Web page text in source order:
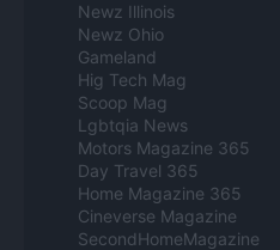
Newz Illinois
Newz Ohio
Gameland
Hig Tech Mag
Scoop Mag
Lgbtqia News
Motors Magazine 365
Day Travel 365
Home Magazine 365
Cineverse Magazine
SecondHomeMagazine